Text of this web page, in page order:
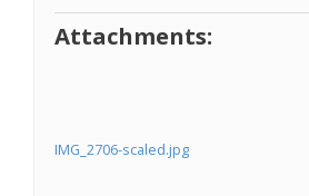
Attachments:
IMG_2706-scaled.jpg